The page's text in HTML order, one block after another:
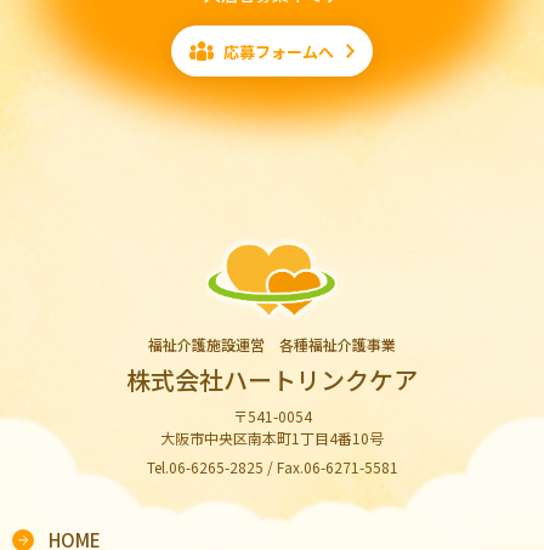
応募フォームへ
福祉介護施設運営 各種福祉介護事業
株式会社ハートリンクケア
〒541-0054
大阪市中央区南本町1丁目4番10号
Tel.06-6265-2825 / Fax.06-6271-5581
HOME